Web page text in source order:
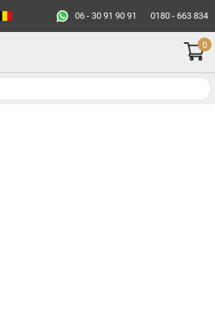
06 - 30 91 90 91 0180 - 663 834
0